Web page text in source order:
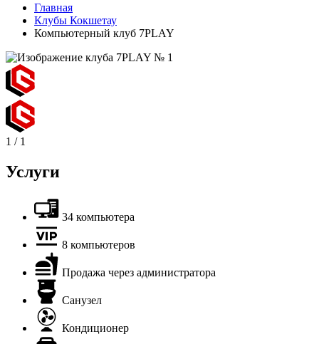
Главная
Клубы Кокшетау
Компьютерный клуб 7PLAY
1 / 1
Услуги
34 компьютера
8 компьютеров
Продажа через администратора
Санузел
Кондиционер